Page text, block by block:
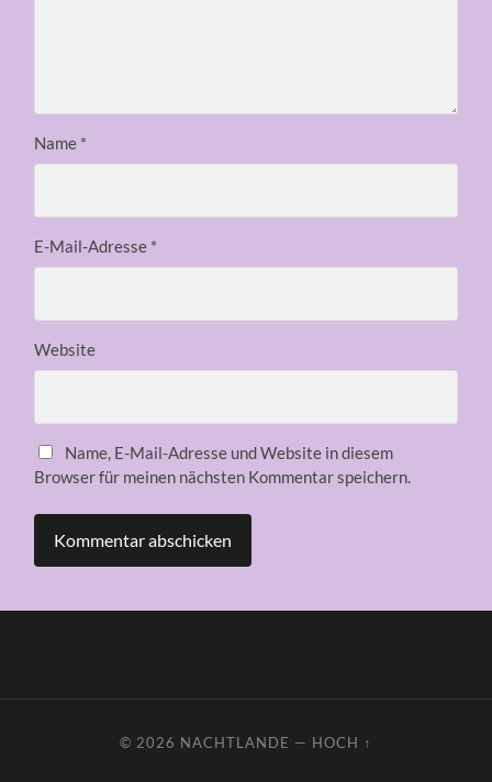
Name *
E-Mail-Adresse *
Website
Name, E-Mail-Adresse und Website in diesem
Browser für meinen nächsten Kommentar speichern.
© 2026 NACHTLANDE — HOCH ↑